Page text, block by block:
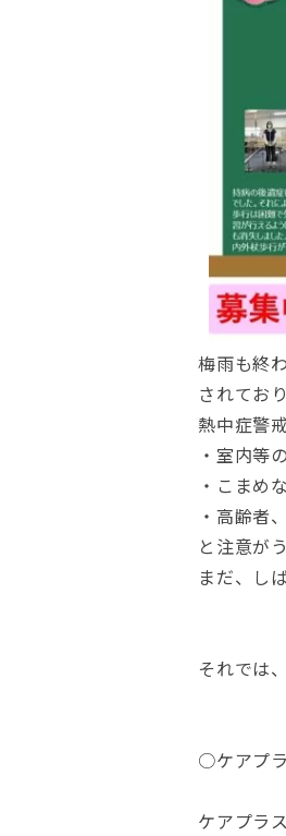
梅雨も終
されてお
熱中症警
・室内等
・こまめ
・高齢者
と注意が
まだ、し
それでは
○ケアプ
ケアプラ